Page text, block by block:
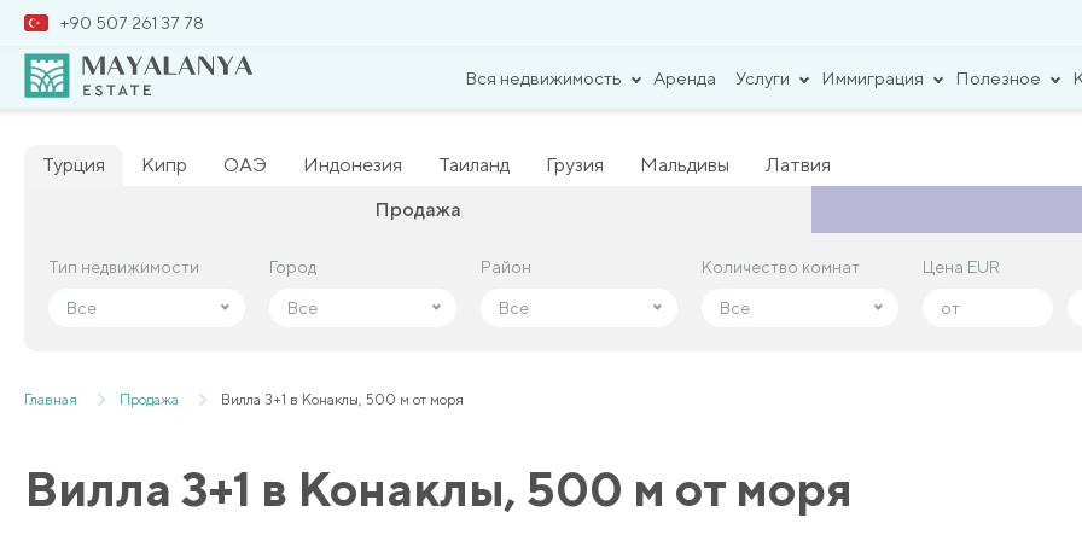
+90 507 261 37 78
Вся недвижимость Аренда Услуги Иммиграция Полезное
Турция Кипр ОАЭ Индонезия Таиланд Грузия Мальдивы
Латвия
Продажа
Тип недвижимости
Все
Город
Все
Район
Все
Количество комнат
Все
Цена EUR
Тип недвижимости
Все
Город
Все
Район
Все
Количество комнат
Все
Цена EUR
Главная Продажа Вилла 3+1 в Конаклы, 500 м от моря
Вилла 3+1 в Конаклы, 500 м от моря